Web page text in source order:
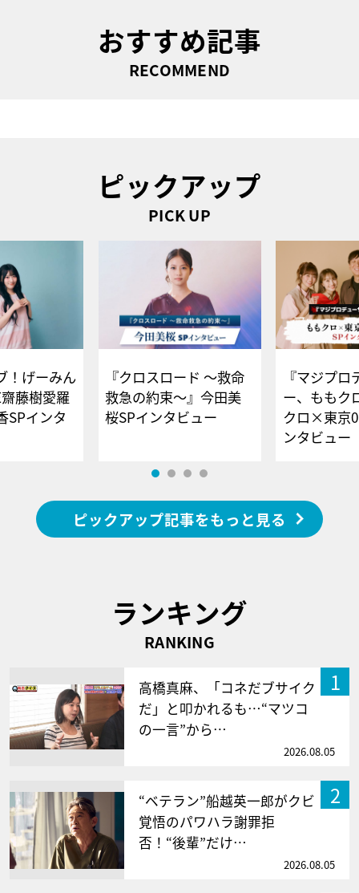
おすすめ記事
RECOMMEND
ピックアップ
PICK UP
！げーみん
藤樹愛羅
SPインタ
『クロスロード ～救命
救急の約束～』今田美
桜SPインタビュー
『マジプロ
ー、ももク
クロ×東京
ンタビュー
ピックアップ記事をもっと見る
ランキング
RANKING
1
高橋真麻、「コネだブサイク
だ」と叩かれるも…“マツコ
の一言”から…
2026.08.05
2
“ベテラン”船越英一郎がクビ
覚悟のパワハラ謝罪拒
否！“後輩”だけ…
2026.08.05